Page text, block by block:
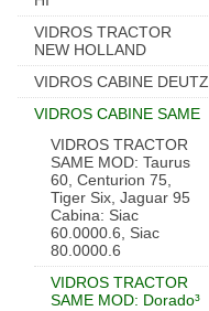
VIDROS TRACTOR
NEW HOLLAND
VIDROS CABINE DEUTZ
VIDROS CABINE SAME
VIDROS TRACTOR
SAME MOD: Taurus
60, Centurion 75,
Tiger Six, Jaguar 95
Cabina: Siac
60.0000.6, Siac
80.0000.6
VIDROS TRACTOR
SAME MOD: Dorado³